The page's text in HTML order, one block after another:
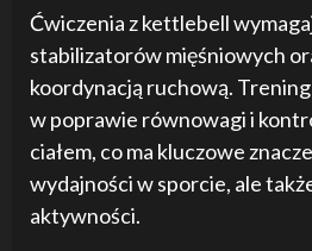
Ćwiczenia z kettlebell
stabilizatorów mięśniowych
koordynacją ruchową.
w poprawie równowagi i
ciałem, co ma kluczowe
wydajności w sporcie, ale
aktywności.